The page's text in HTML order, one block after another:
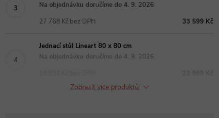
Na objednávku doručíme do 4. 9. 2026
33 599 Kč
27 768 Kč bez DPH
Jednací stůl Lineart 80 x 80 cm
Na objednávku doručíme do 4. 9. 2026
Zobrazit více produktů